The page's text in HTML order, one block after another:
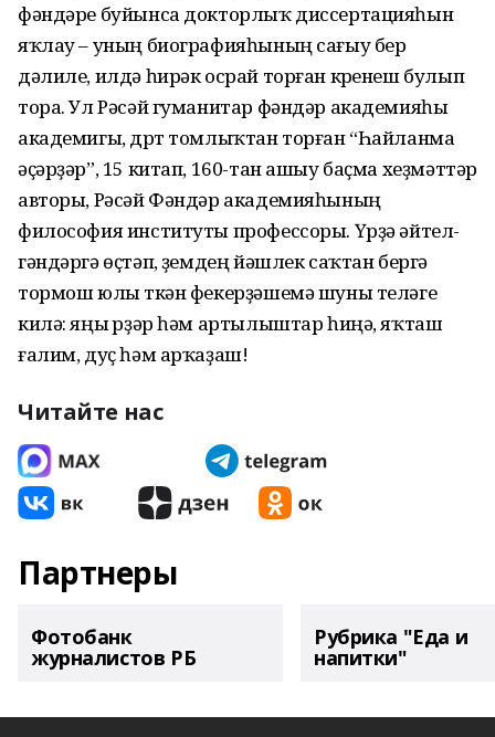
фәндәре буйынса докторлыҡ диссерта­ция­һын
яҡлау – уның биографияһының сағыу бер
дәлиле, илдә һирәк осрай торған күренеш булып
тора. Ул Рәсәй гуманитар фәндәр акаде­мияһы
академигы, дүрт томлыҡтан торған “Һайланма
әҫәрҙәр”, 15 китап, 160-тан ашыу баҫма хеҙ­мәттәр
авторы, Рәсәй Фәндәр академия­һының
философия институты профессоры. Үрҙә әйтел­
гәндәргә өҫтәп, үҙемдең йәшлек саҡтан бергә
тормош юлы үткән фекерҙәшемә шуны теләге
килә: яңы үрҙәр һәм артылыштар һиңә, яҡташ
ғалим, дуҫ һәм арҡаҙаш!
Читайте нас
Партнеры
Фотобанк
журналистов РБ
Рубрика "Еда и
напитки"